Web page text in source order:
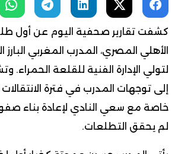
كشفت تقارير صحفية اليوم عن أول
الأهلي المصري، المدرب المغربي
لتولي الإدارة الفنية للقلعة الحمراء.
إلى توجهات المدرب في فترة الانتقالات
خاصة مع سعي النادي لإعادة بناء
لم يحقق التطلعات.